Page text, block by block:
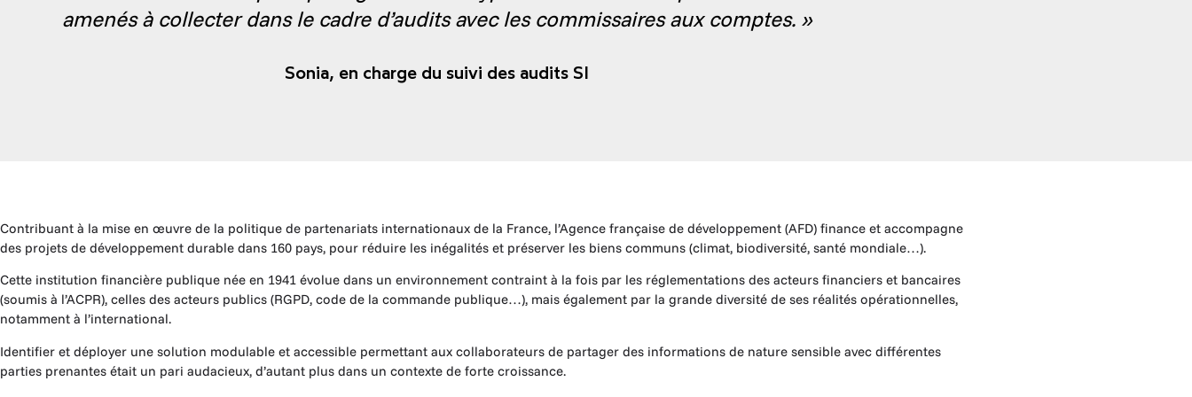
amenés à collecter dans le cadre d’audits avec les commissaires aux comptes. »
Sonia, en charge du suivi des audits SI
Contribuant à la mise en œuvre de la politique de partenariats internationaux de la France, l’Agence française de développement (AFD) finance et accompagne
des projets de développement durable dans 160 pays, pour réduire les inégalités et préserver les biens communs (climat, biodiversité, santé mondiale…).
Cette institution financière publique née en 1941 évolue dans un environnement contraint à la fois par les réglementations des acteurs financiers et bancaires
(soumis à l’ACPR), celles des acteurs publics (RGPD, code de la commande publique…), mais également par la grande diversité de ses réalités opérationnelles,
notamment à l’international.
Identifier et déployer une solution modulable et accessible permettant aux collaborateurs de partager des informations de nature sensible avec différentes
parties prenantes était un pari audacieux, d’autant plus dans un contexte de forte croissance.